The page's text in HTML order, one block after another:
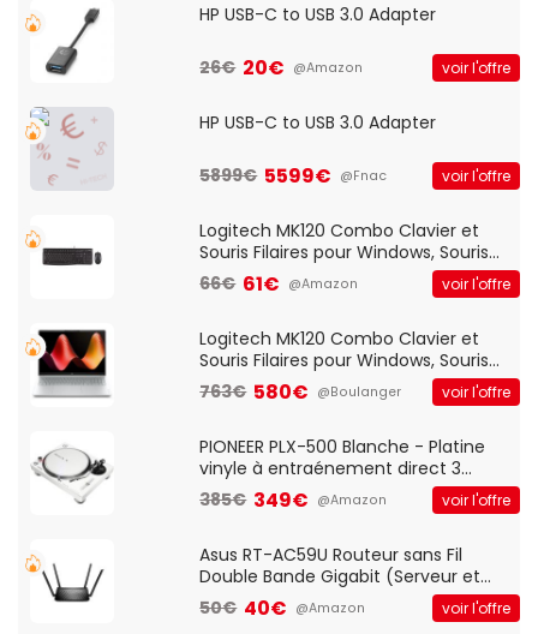
HP USB-C to USB 3.0 Adapter
26€ 20€ @Amazon voir l'offre
HP USB-C to USB 3.0 Adapter
5899€ 5599€ @Fnac voir l'offre
Logitech MK120 Combo Clavier et
Souris Filaires pour Windows, Souris
Optique Filaire, Connexion USB Plug
And Play, Confortable, Taille
QWERTY UK - Noir
66€ 61€ @Amazon voir l'offre
Logitech MK120 Combo Clavier et
Souris Filaires pour Windows, Souris
Optique Filaire, Connexion USB Plug
And Play, Confortable, Taille
QWERTY UK - Noir
763€ 580€ @Boulanger voir l'offre
PIONEER PLX-500 Blanche - Platine
vinyle à entraénement direct 3
vitesses (33-45-78 trs/min) avec
pre-ampli intégré et port USB
385€ 349€ @Amazon voir l'offre
Asus RT-AC59U Routeur sans Fil
Double Bande Gigabit (Serveur et
Client VPN, Triple Vlan, Mode Point
d'accès et Bridge, contrôle Parental,
50€ 40€ @Amazon voir l'offre